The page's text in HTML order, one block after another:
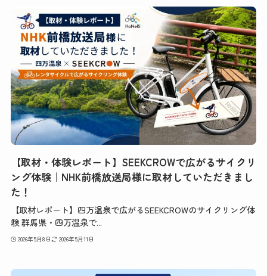
【取材・体験レポート】SEEKCROWで広がるサイクリ
ング体験｜NHK前橋放送局様に取材していただきまし
た！
【取材レポート】四万温泉で広がるSEEKCROWのサイクリング体
験 群馬県・四万温泉で...
2026年5月8日 2026年5月11日